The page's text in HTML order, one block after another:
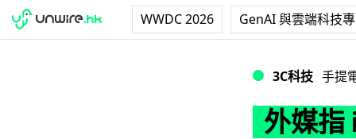
WWDC 2026 GenAI 與雲端科技
3C科技 手提
外媒